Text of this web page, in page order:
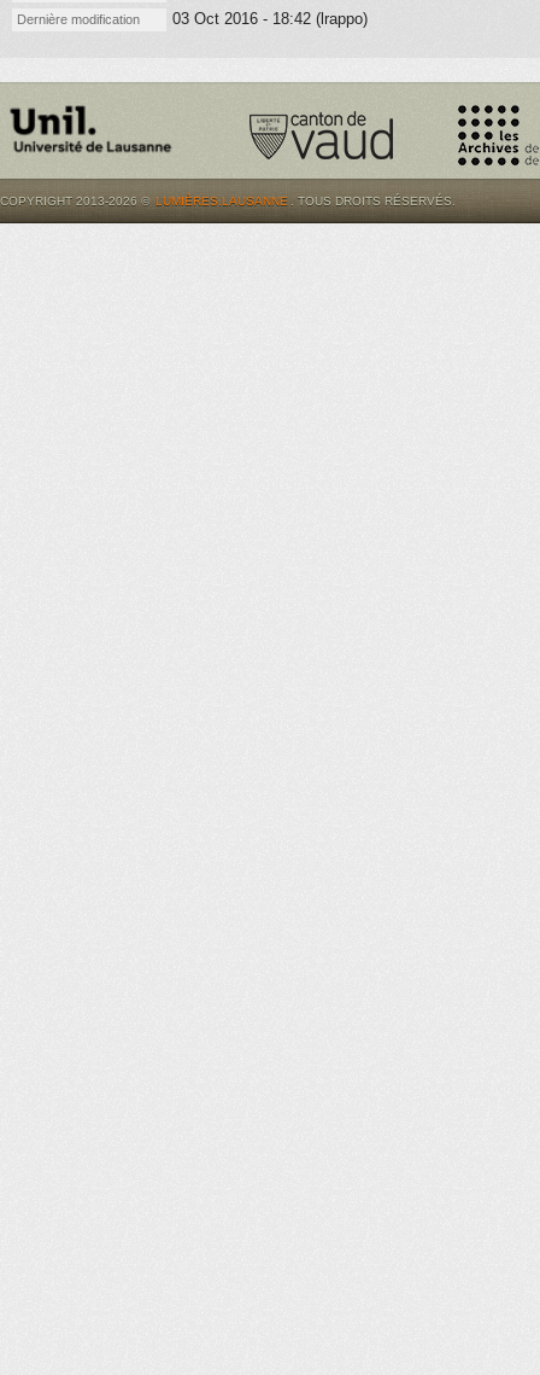
Dernière modification 03 Oct 2016 - 18:42 (lrappo)
COPYRIGHT 2013-2026 © LUMIÈRES.LAUSANNE . TOUS DROITS RÉSERVÉS.